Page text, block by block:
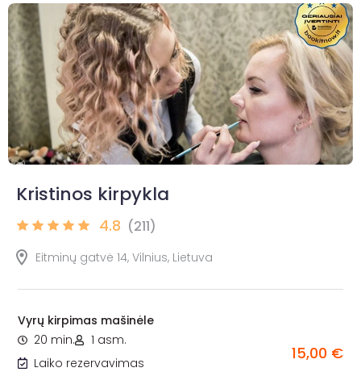
Kristinos kirpykla
4.8 (211)
Eitminų gatvė 14, Vilnius, Lietuva
Vyrų kirpimas mašinėle
20 min.
1 asm.
Laiko rezervavimas
15,00 €